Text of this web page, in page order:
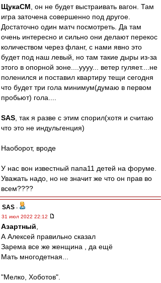
ЩукаСМ , он не будет выстраивать вагон. Там
игра заточена совершенно под другое.
Достаточно один матч посмотреть. Да там
очень интересно и сильно они делают перекос
количеством через фланг, с нами явно это
будет под наш левый, но там такие дыры из-за
этого в опорной зоне....уууу... ветер гуляет....не
поленился и поставил квартиру тещи сегодня
что будет три гола минимум(думаю в первом
пробьют) гола....
SAS , так я разве с этим спорил(хотя и считаю
что это не индульгенция)
Наоборот, вроде
У нас вон известный папа11 детей на форуме.
Уважать надо, но не значит же что он прав во
всем????
SAS -
31 июл 2022 22:12
Азартный
А Алексей правильно сказал
Зарема все же женщина , да ещё
Мать многодетная...
"Мелко, Хоботов".